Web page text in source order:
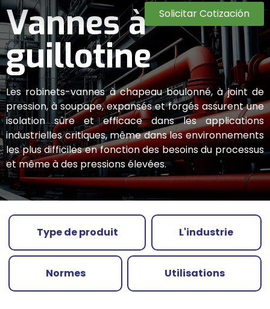
Solicitar Cotización
Vannes à
guillotine
Les robinets-vannes à chapeau boulonné, à joint de
pression, à soupape, expansés et forgés assurent une
isolation sûre et efficace dans les applications
industrielles critiques, même dans les environnements
les plus difficiles en fonction des besoins du processus
et même à des pressions élevées.
Type de produit L'industrie
Normes Utilisations